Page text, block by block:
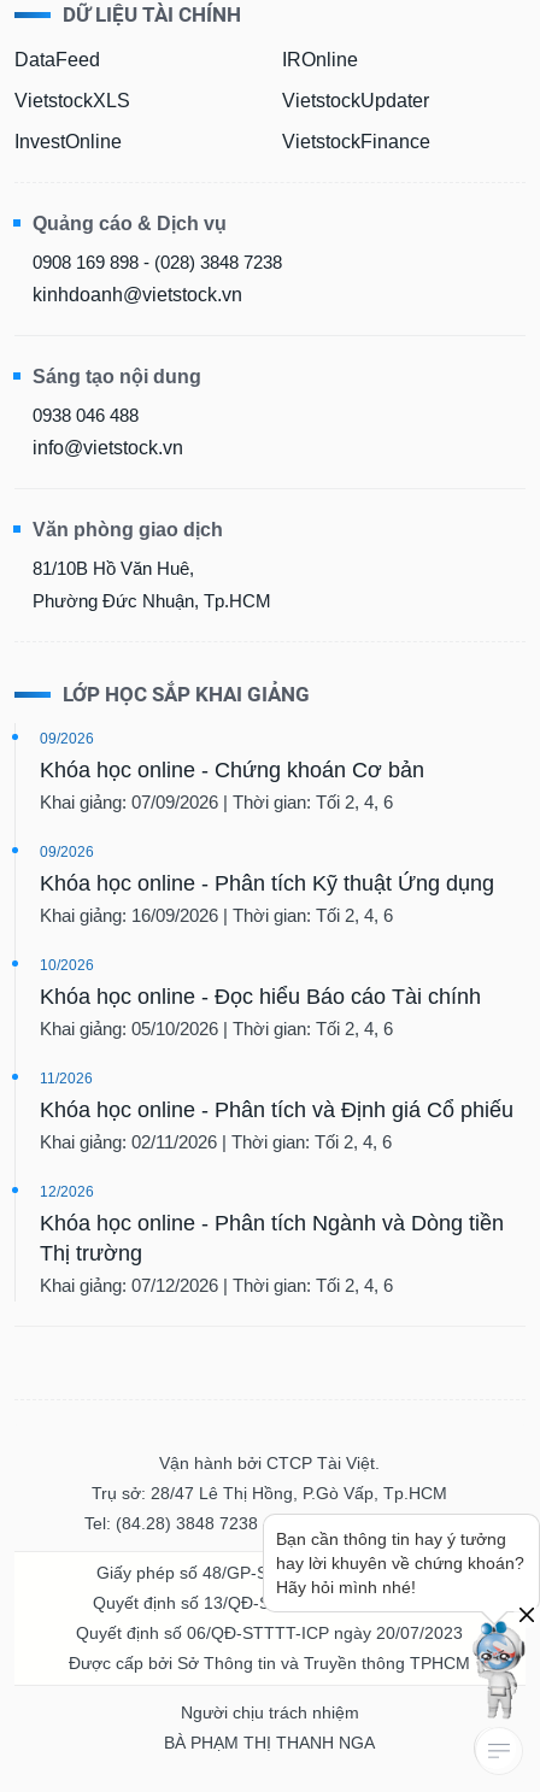
DỮ LIỆU TÀI CHÍNH
DataFeed
VietstockXLS
InvestOnline
IROnline
VietstockUpdater
VietstockFinance
Quảng cáo & Dịch vụ
0908 169 898 - (028) 3848 7238
kinhdoanh@vietstock.vn
Sáng tạo nội dung
0938 046 488
info@vietstock.vn
Văn phòng giao dịch
81/10B Hồ Văn Huê,
Phường Đức Nhuận, Tp.HCM
LỚP HỌC SẮP KHAI GIẢNG
09/2026
Khóa học online - Chứng khoán Cơ bản
Khai giảng: 07/09/2026 | Thời gian: Tối 2, 4, 6
09/2026
Khóa học online - Phân tích Kỹ thuật Ứng dụng
Khai giảng: 16/09/2026 | Thời gian: Tối 2, 4, 6
10/2026
Khóa học online - Đọc hiểu Báo cáo Tài chính
Khai giảng: 05/10/2026 | Thời gian: Tối 2, 4, 6
11/2026
Khóa học online - Phân tích và Định giá Cổ phiếu
Khai giảng: 02/11/2026 | Thời gian: Tối 2, 4, 6
12/2026
Khóa học online - Phân tích Ngành và Dòng tiền
Thị trường
Khai giảng: 07/12/2026 | Thời gian: Tối 2, 4, 6
Vận hành bởi CTCP Tài Việt.
Trụ sở: 28/47 Lê Thị Hồng, P.Gò Vấp, Tp.HCM
Tel: (84.28) 3848 7238 - Fax: (84.28) 3848 7237
Giấy phép số 48/GP-STTTT ngày 04/11/2016
Quyết định số 13/QĐ-STTTT ngày 02/11/2017
Quyết định số 06/QĐ-STTTT-ICP ngày 20/07/2023
Được cấp bởi Sở Thông tin và Truyền thông TPHCM
Người chịu trách nhiệm
BÀ PHẠM THỊ THANH NGA
Bạn cần thông tin hay ý tưởng
hay lời khuyên về chứng khoán?
Hãy hỏi mình nhé!